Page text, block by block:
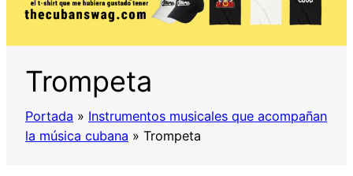
Trompeta
Portada » Instrumentos musicales que acompañan
la música cubana » Trompeta